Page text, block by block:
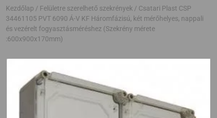
Kezdőlap / Felületre szerelhető szekrények / Csatari Plast CSP
34461105 PVT 6090 Á-V KF Háromfázisú, két mérőhelyes, nappali
és vezérelt fogyasztásméréshez (Szekrény mérete
:600x900x170mm)